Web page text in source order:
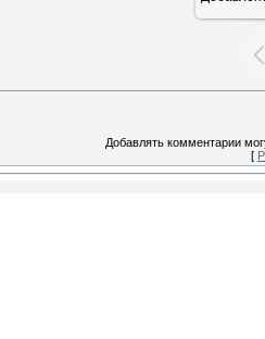
Добавлять комментарии
[